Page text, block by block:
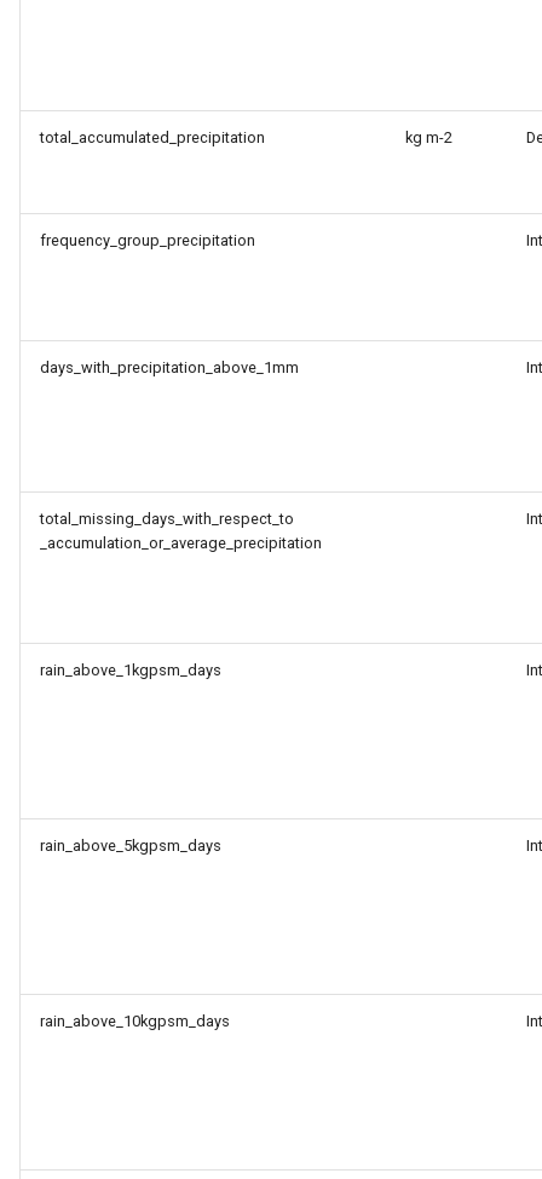
total_accumulated_precipitation kg m-2
frequency_group_precipitation
days_with_precipitation_above_1mm
total_missing_days_with_respect_to
_accumulation_or_average_precipitation
rain_above_1kgpsm_days
rain_above_5kgpsm_days
rain_above_10kgpsm_days